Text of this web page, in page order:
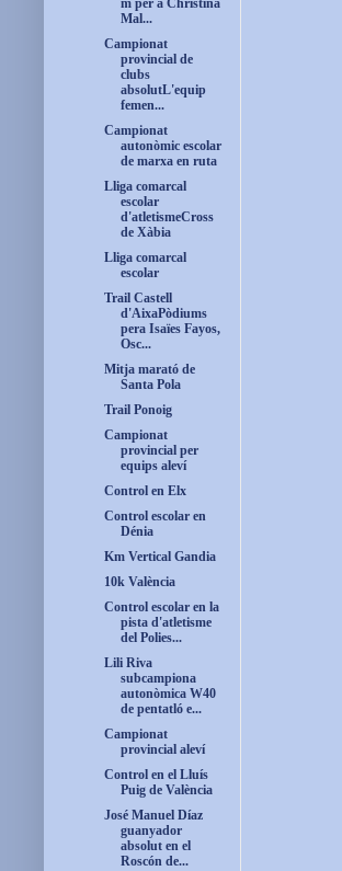
m per a Christina
Mal...
Campionat
provincial de
clubs
absolutL'equip
femen...
Campionat
autonòmic escolar
de marxa en ruta
Lliga comarcal
escolar
d'atletismeCross
de Xàbia
Lliga comarcal
escolar
Trail Castell
d'AixaPòdiums
pera Isaïes Fayos,
Osc...
Mitja marató de
Santa Pola
Trail Ponoig
Campionat
provincial per
equips aleví
Control en Elx
Control escolar en
Dénia
Km Vertical Gandia
10k València
Control escolar en la
pista d'atletisme
del Polies...
Lili Riva
subcampiona
autonòmica W40
de pentatló e...
Campionat
provincial aleví
Control en el Lluís
Puig de València
José Manuel Díaz
guanyador
absolut en el
Roscón de...